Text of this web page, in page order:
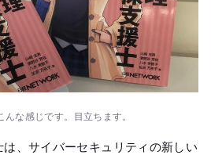
な感じです。目立ちます。
、サイバーセキュリティの新しい